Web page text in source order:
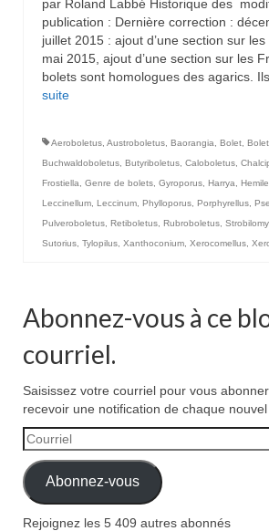
par Roland Labbé Historique des
publication : Dernière correction :
juillet 2015 : ajout d’une section sur
mai 2015, ajout d’une section sur les
bolets sont homologues des agarics.
suite­­
Aeroboletus Austroboletus Baorangia Bolet
Buchwaldoboletus Butyriboletus Caloboletus
Frostiella
Genre de bolets Gyroporus Harrya
Leccinellum Leccinum Phylloporus Porphyrellus
Pulveroboletus Retiboletus Rubroboletus
Sutorius Tylopilus Xanthoconium Xerocomellus
Abonnez-vous à ce
courriel.
Saisissez votre courriel pour vous
recevoir une notification de chaque
Courriel
Abonnez-vous
Rejoignez les 5 409 autres abonnés